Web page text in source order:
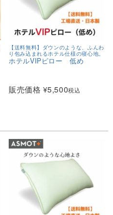
【送料無料】ダウンのような、ふんわ
り包み込まれるホテル仕様の寝心地。
ホテルVIPピロー 低め
販売価格 ¥5,500税込